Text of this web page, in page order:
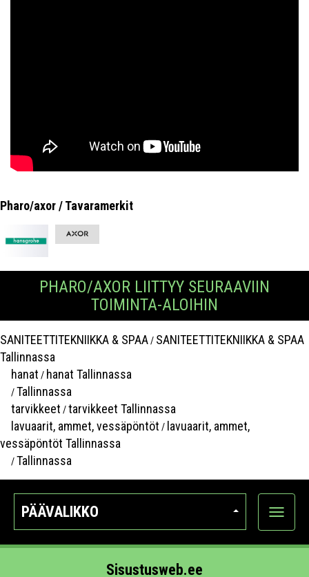
Pharo/axor / Tavaramerkit
PHARO/AXOR LIITTYY SEURAAVIIN
TOIMINTA-ALOIHIN
SANITEETTITEKNIIKKA & SPAA/ SANITEETTITEKNIIKKA & SPAA
Tallinnassa
hanat / hanat Tallinnassa
/Tallinnassa
tarvikkeet /tarvikkeet Tallinnassa
lavuaarit, ammet, vessäpöntöt / lavuaarit, ammet,
vessäpöntöt Tallinnassa
/Tallinnassa
PÄÄVALIKKO
Näytä
Sisustusweb.ee